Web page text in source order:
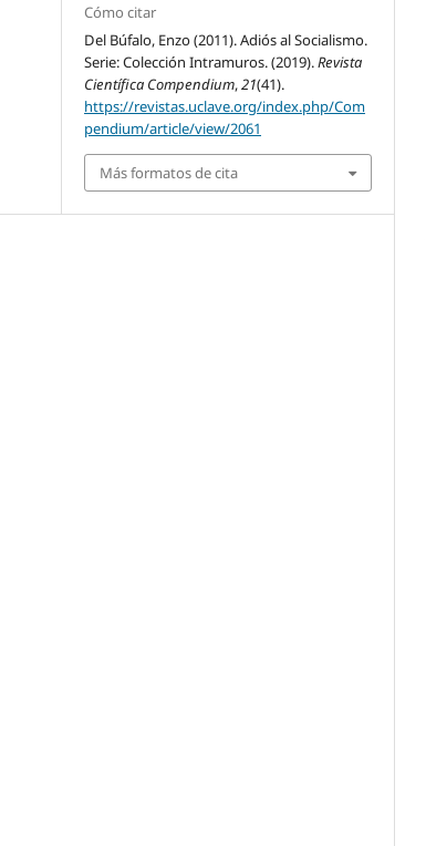
Cómo citar
Del Búfalo, Enzo (2011). Adiós al Socialismo.
Serie: Colección Intramuros. (2019).Revista
Científica Compendium,21(41).
https://revistas.uclave.org/index.php/Com
pendium/article/view/2061
Más formatos de cita